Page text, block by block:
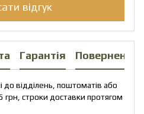
відгук
Гарантія Повернення
відділень, поштоматів або
строки доставки протягом